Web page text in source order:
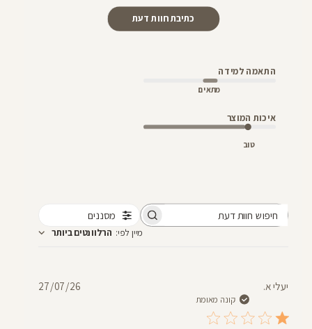
כתיבת חוות דעת
התאמה למידה
מתאים
איכות המוצר
טוב
מסננים
מיין לפי: הרלוונטים ביותר
יעלי א.
קונה מאומת
27/07/26